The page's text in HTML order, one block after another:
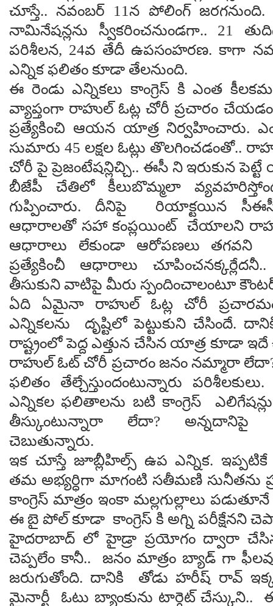
చూస్తే.. న‌వంబ‌ర్ 11న పోలింగ్
నామినేష‌న్ల‌ను స్వీక‌రించ‌నుండ‌గా.. 21
ప‌రిశీల‌న‌, 24వ తేదీ ఉప‌సంహ‌ర‌ణ‌. కాగా
ఎన్నిక ఫ‌లితం కూడా తేల‌నుంది.
ఈ రెండు ఎన్నిక‌లు కాంగ్రెస్ కి ఎంత
వ్యాప్తంగా రాహుల్ ఓట్ల చోరీ ప్ర‌చారం
ప్ర‌త్యేకించి ఆయ‌న యాత్ర నిర్వ‌హించారు.
సుమారు 45 ల‌క్ష‌ల ఓట్లు తొల‌గించ‌డంతో..
చోరీ పై ప్రెజంటేష‌న్లిచ్చి.. ఈసీ ని ఇరుకున
బీజేపీ చేతిలో కీలుబొమ్మ‌లా
గుప్పించారు. దీనిపై రియాక్ట‌యిన
ఆధారాల‌తో స‌హా కంప్ల‌యింట్ చేయాల‌ని
ఆధారాలు లేకుండా ఆరోపణలు తగవని
ప్ర‌త్యేకించీ ఆధారాలు చూపించ‌న‌క్క‌ర్లేద‌నీ..
తీసుకుని వాటిపై మీరు స్పందించాలంటూ
ఏది ఏమైనా రాహుల్ ఓట్ల చోరీ
ఎన్నిక‌ల‌ను దృష్టిలో పెట్టుకుని చేసిందే.
రాష్ట్రంలో పెద్ద ఎత్తున చేసిన యాత్ర కూడా ఇదే
రాహుల్ ఓట్ చోరీ ప్ర‌చారం జ‌నం న‌మ్మారా
ఫ‌లితం తేల్చేస్తుందంటున్నారు
ఎన్నిక‌ల ఫ‌లితాలను బ‌టి కాంగ్రెస్
తీస్కుంటున్నారా లేదా? అన్నదానిపై
చెబుతున్నారు.
ఇక చూస్తే జూబ్లీహిల్స్ ఉప ఎన్నిక‌. ఇప్ప‌టికే
త‌మ అభ్య‌ర్ధిగా మాగంటి స‌తీమ‌ణి సునీత‌ను
కాంగ్రెస్ మాత్రం ఇంకా మ‌ల్ల‌గుల్లాలు
ఈ బై పోల్ కూడా కాంగ్రెస్ కి అగ్ని ప‌రీక్షేనని
హైద‌రాబాద్ లో హైడ్రా ప్ర‌యోగం ద్వారా
చెప్పలేం కానీ.. జ‌నం మాత్రం బ్యాడ్ గా
జరుగుతోంది. దానికి తోడు హ‌రీష్ రావ్
మైనార్టీ ఓటు బ్యాంకును టార్గెట్ చేస్కుని..